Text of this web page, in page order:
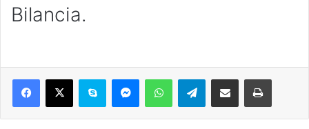
Bilancia.